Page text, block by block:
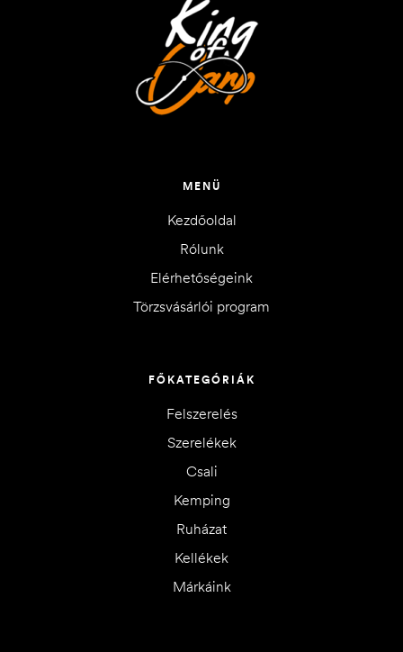
MENÜ
Kezdőoldal
Rólunk
Elérhetőségeink
Törzsvásárlói program
FŐKATEGÓRIÁK
Felszerelés
Szerelékek
Csali
Kemping
Ruházat
Kellékek
Márkáink